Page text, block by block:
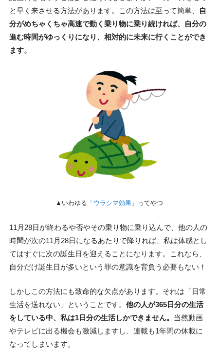
と早く来させる方法があります。この方法は至って簡単、
自
分がめちゃくちゃ高速で動く乗り物に乗り続ければ、自分の
進む時間がゆっくりになり、相対的に未来に行くことができ
ます。
▲いわゆる「 ウラシマ効果」ってやつ
11月28日が終わるや否やその乗り物に乗り込んで、他の人の
時間が次の11月28日になるあたりで降りれば、私は体感とし
てはすぐに次の誕生日を迎えることになります。これなら、
自分だけ誕生日が多いという罪の意識を背負う必要もない！
しかしこの方法にも致命的な欠点があります。それは「日常
生活を送れない」ということです。 他の人が365日分の生活
をしている中、私は1日分の生活しかできません。 当然動画
やテレビに出る機会も激減しますし、連載も1年間の休載に
なってしまいます。